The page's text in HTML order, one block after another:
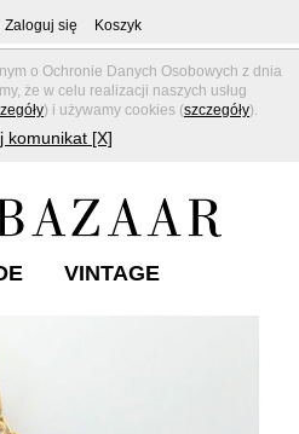
o Ochronie Danych Osobowych z dnia
że w celu realizacji naszych usług
) i używamy cookies (szczegóły).
komunikat [X]
Zaloguj się Koszyk
VINTAGE